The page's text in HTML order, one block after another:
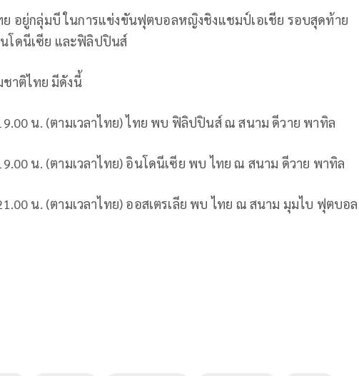
อยู่กลุ่มบี ในการแข่งขันฟุตบอลหญิงชิงแชมป์เอเชีย รอบสุดท้าย
โดนีเซีย และฟิลิปปินส์
าติไทย มีดังนี้
น. (ตามเวลาไทย)ไทย พบ ฟิลิปปินส์ณ สนาม ดีวาย พาทิล
น. (ตามเวลาไทย) อินโดนีเซีย พบ ไทย ณ สนาม ดีวาย พาทิล
น. (ตามเวลาไทย) ออสเตรเลีย พบ ไทย ณ สนาม มุมไบ ฟุตบอล